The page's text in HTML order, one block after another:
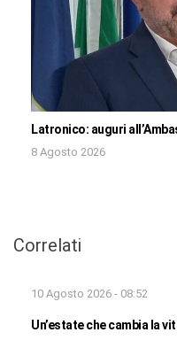
Latronico: auguri
8 Agosto 2026
Correlati
10 Agosto 2026 - 08:52
Un’estate che cambia la